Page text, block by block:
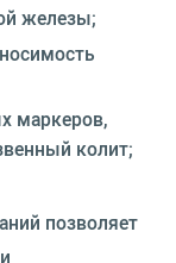
железы;
маркеров,
колит;
позволяет